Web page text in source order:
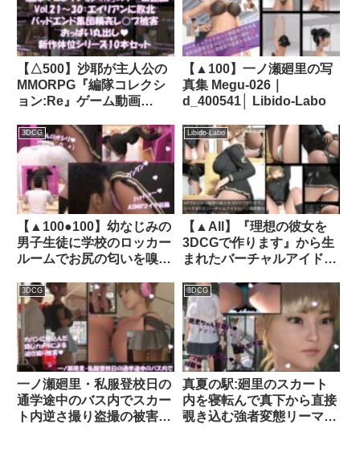
d_363288│ Libido-Labo
d_769605
【△500】沙耶が主人公の
MMORPG『編隊コレクシ
ョン:Re』ゲーム動画
団によるレ○プ被害に遭っ
てしまう:おっぱい丸出し
10本セット総集編）｜
d_759616
【▲100】一ノ瀬廻里の写
真集 Megu-026｜
d_400541│ Libido-Labo
3DCG
【▲100●100】幼なじみの
男子生徒に学校のロッカー
ルームでお尻の匂いを嗅が
トの中）を何者かに盗撮さ
れる（PV07:サテン地ピン
クストライプ柄パンティ）
｜d_356775│ Libido-Labo
Libido-Labo
【▲All】『理想の彼女を
3DCGで作ります』から生
まれたバーチャルアイドル
メグリ）の写真集
SEIFUKU_7｜品番
d_252125
3DCG
一ノ瀬廻里・私服登校日の
通学途中のバス内でスカー
ト内逆さ撮り盗撮の被害に
3DCG
真夏の駅:廻里のスカート
内を寝転んで真下から直接
覗き込む強者変態リーマ